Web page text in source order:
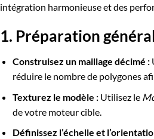
intégration harmonieuse et des
1. Préparation
Construisez un maillage décimé :
réduire le nombre de polygones
Texturez le modèle :Utilisez le
de votre moteur cible.
Définissez l’échelle et